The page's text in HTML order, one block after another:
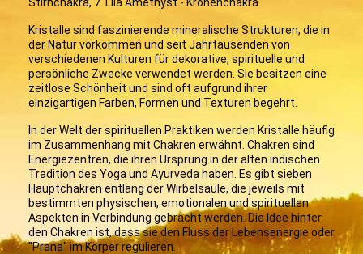
Kristalle sind faszinierende mineralische Strukturen, die in
der Natur vorkommen und seit Jahrtausenden von
verschiedenen Kulturen für dekorative, spirituelle und
persönliche Zwecke verwendet werden. Sie besitzen eine
zeitlose Schönheit und sind oft aufgrund ihrer
einzigartigen Farben, Formen und Texturen begehrt.
In der Welt der spirituellen Praktiken werden Kristalle häufig
im Zusammenhang mit Chakren erwähnt. Chakren sind
Energiezentren, die ihren Ursprung in der alten indischen
Tradition des Yoga und Ayurveda haben. Es gibt sieben
Hauptchakren entlang der Wirbelsäule, die jeweils mit
bestimmten physischen, emotionalen und spirituellen
Aspekten in Verbindung gebracht werden. Die Idee hinter
den Chakren ist, dass sie den Fluss der Lebensenergie oder
"Prana" im Körper regulieren.